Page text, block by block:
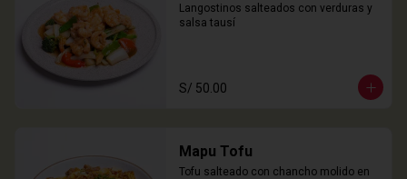
Langostinos salteados con verduras y
salsa tausí
S/ 50.00
Mapu Tofu
Tofu salteado con chancho molido en